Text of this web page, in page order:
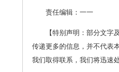
责任编辑：一一
【特别声明：部分文
传递更多的信息，并不代表
我们取得联系，我们将迅速